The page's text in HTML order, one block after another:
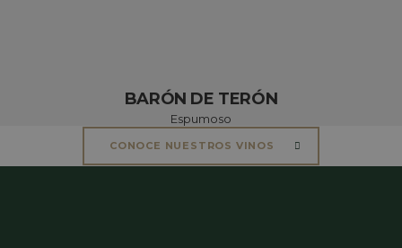
BARÓN DE TERÓN
Espumoso
CONOCE NUESTROS VINOS